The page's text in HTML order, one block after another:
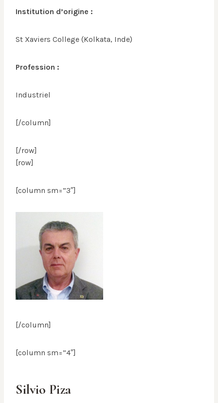
Institution d’origine :
St Xaviers College (Kolkata, Inde)
Profession :
Industriel
[/column]
[/row]
[row]
[column sm=”3″]
[/column]
[column sm=”4″]
Silvio Piza